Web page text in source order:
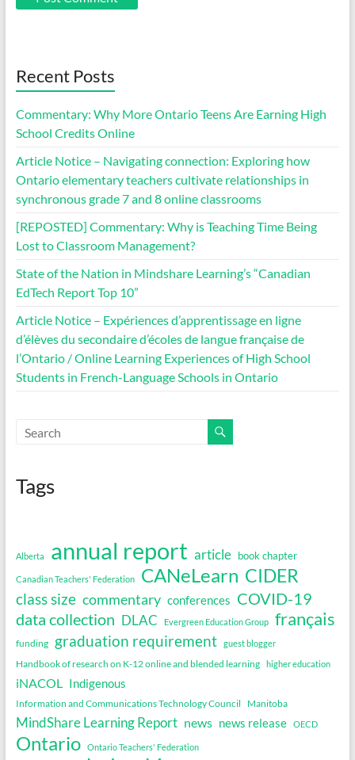
Recent Posts
Commentary: Why More Ontario Teens Are Earning High
School Credits Online
Article Notice – Navigating connection: Exploring how
Ontario elementary teachers cultivate relationships in
synchronous grade 7 and 8 online classrooms
[REPOSTED] Commentary: Why is Teaching Time Being
Lost to Classroom Management?
State of the Nation in Mindshare Learning’s “Canadian
EdTech Report Top 10”
Article Notice – Expériences d’apprentissage en ligne
d’élèves du secondaire d’écoles de langue française de
l’Ontario / Online Learning Experiences of High School
Students in French-Language Schools in Ontario
Tags
Alberta annual report article book chapter
Canadian Teachers' Federation CANeLearn CIDER
class size commentary conferences COVID-19
data collection DLAC Evergreen Education Group français
funding graduation requirement guest blogger
Handbook of research on K-12 online and blended learning higher education
iNACOL Indigenous
Information and Communications Technology Council Manitoba
MindShare Learning Report news news release OECD
Ontario Ontario Teachers' Federation